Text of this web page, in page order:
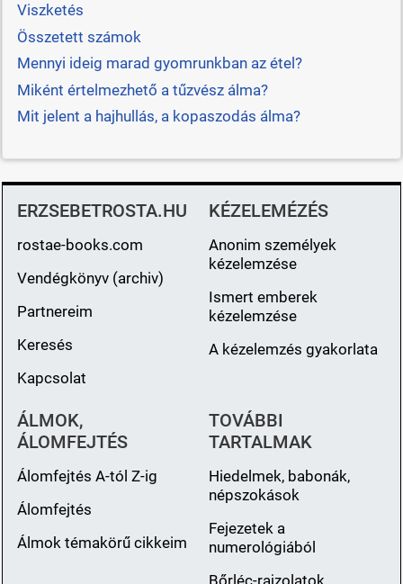
Viszketés
Összetett számok
Mennyi ideig marad gyomrunkban az étel?
Miként értelmezhető a tűzvész álma?
Mit jelent a hajhullás, a kopaszodás álma?
ERZSEBETROSTA.HU
rostae-books.com
Vendégkönyv (archiv)
Partnereim
Keresés
Kapcsolat
KÉZELEMÉZÉS
Anonim személyek
kézelemzése
Ismert emberek
kézelemzése
A kézelemzés gyakorlata
ÁLMOK,
ÁLOMFEJTÉS
Álomfejtés A-tól Z-ig
Álomfejtés
Álmok témakörű cikkeim
TOVÁBBI
TARTALMAK
Hiedelmek, babonák,
népszokások
Fejezetek a
numerológiából